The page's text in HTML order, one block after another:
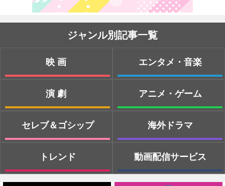
ジャンル別記事一覧
映画
演劇
セレブ＆ゴシップ
トレンド
エンタメ・音楽
アニメ・ゲーム
海外ドラマ
動画配信サービス